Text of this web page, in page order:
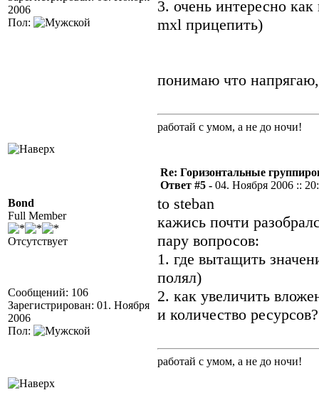
2006
Пол:
3. очень интересно
mxl прицепить)
понимаю что
работай с умом, а не до ночи!
Bond
Full Member
Отсутствует
Сообщений: 106
Зарегистрирован: 01. Ноября
2006
Пол:
Re: Горизонтальные
Ответ #5 - 04. Ноября 2006 ::
to steban
кажись почти
пару вопросов:
1. где вытащить
полял)
2. как увеличить
и количество ресурсов?
работай с умом, а не до ночи!